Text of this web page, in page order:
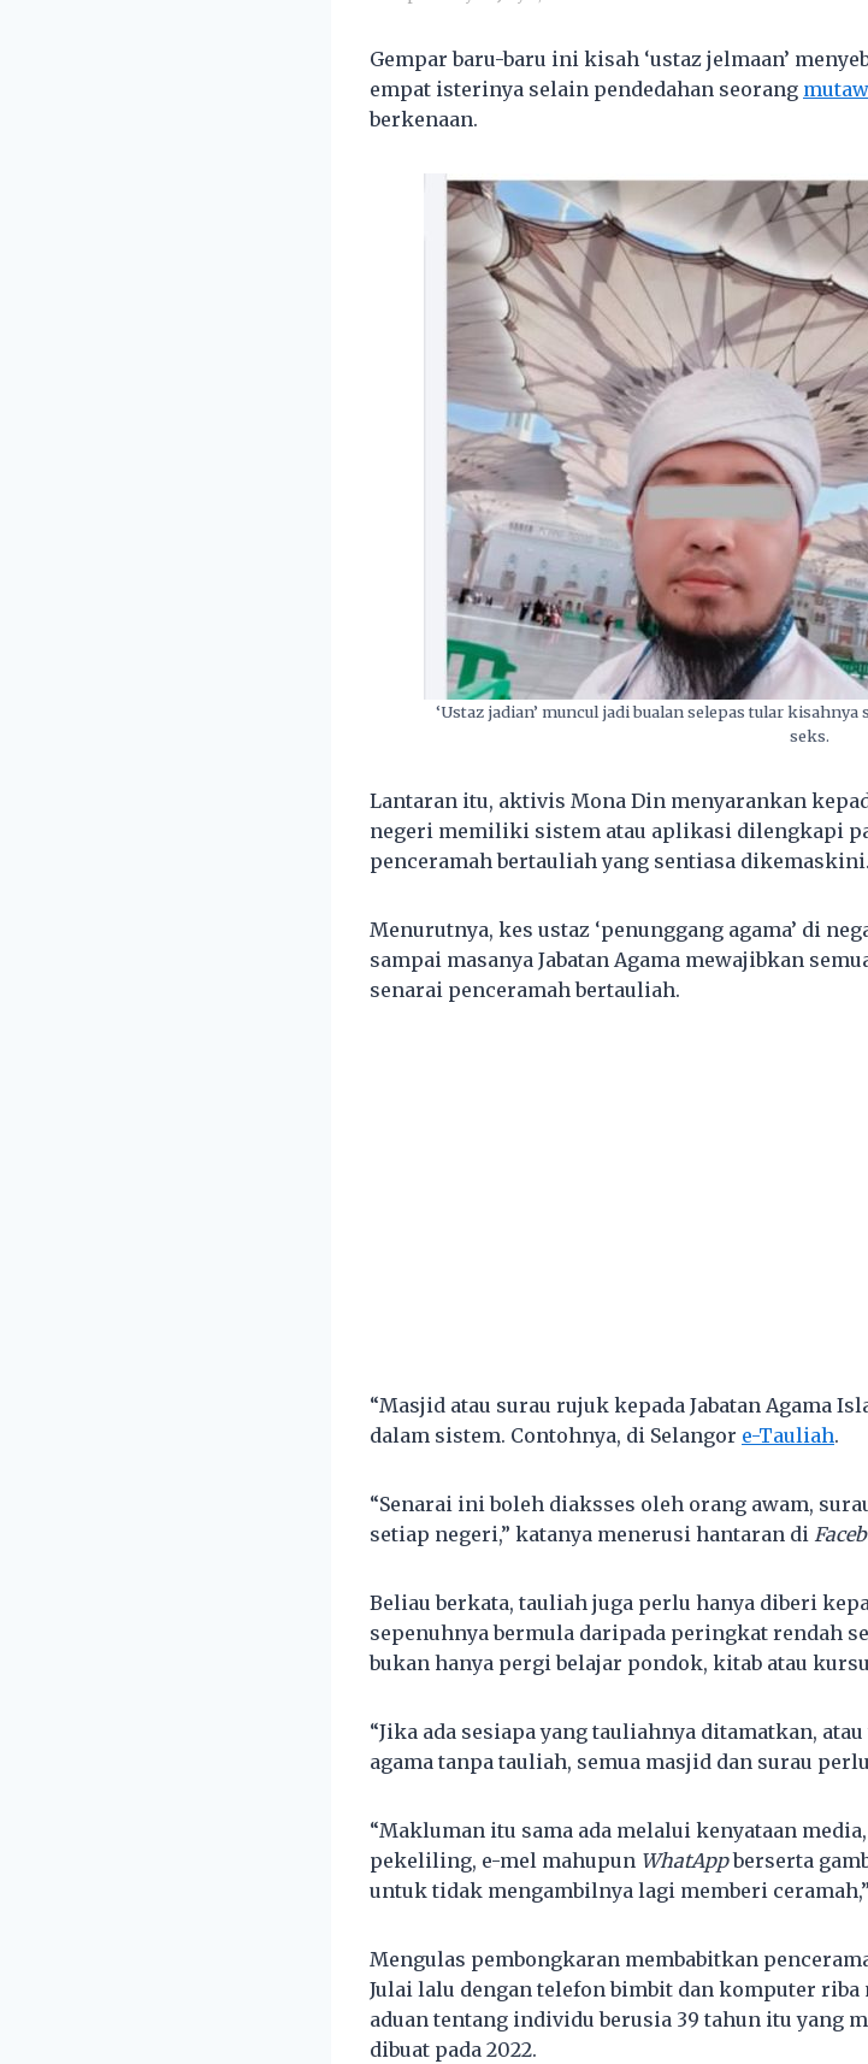
Gempar baru-baru ini kisah ‘ustaz jelmaan’
empat isterinya selain pendedahan seorang
berkenaan.
‘Ustaz jadian’ muncul jadi bualan selepas tular
seks.
Lantaran itu, aktivis Mona Din menyarankan
negeri memiliki sistem atau aplikasi dilengkapi
penceramah bertauliah yang sentiasa dikemaskini.
Menurutnya, kes ustaz ‘penunggang agama’ di
sampai masanya Jabatan Agama mewajibkan
senarai penceramah bertauliah.
“⁠Masjid atau surau rujuk kepada Jabatan Agama
dalam sistem. Contohnya, di Selangor e-Tauliah.
“⁠Senarai ini boleh diaksses oleh orang awam,
setiap negeri,” katanya menerusi hantaran di
Beliau berkata, tauliah juga perlu hanya diberi
sepenuhnya bermula daripada peringkat rendah
bukan hanya pergi belajar pondok, kitab atau
“Jika ada sesiapa yang tauliahnya ditamatkan,
agama tanpa tauliah, semua masjid dan surau
“Makluman itu sama ada melalui kenyataan
pekeliling, e-mel mahupun WhatAppberserta
untuk tidak mengambilnya lagi memberi
Mengulas pembongkaran membabitkan
Julai lalu dengan telefon bimbit dan komputer
aduan tentang individu berusia 39 tahun itu yang
dibuat pada 2022.